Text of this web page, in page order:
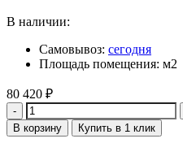
В наличии:
Самовывоз: сегодня
Площадь помещения: м2
80 420 ₽
Количество
В корзину Купить в 1 клик